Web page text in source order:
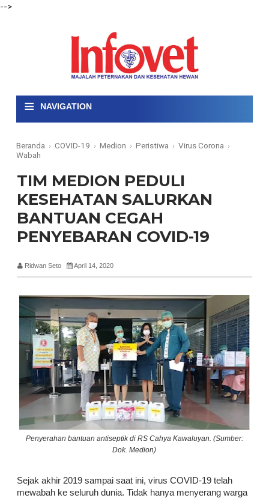
-->
≡ NAVIGATION
Beranda › COVID-19 › Medion › Peristiwa › Virus Corona ›
Wabah
TIM MEDION PEDULI
KESEHATAN SALURKAN
BANTUAN CEGAH
PENYEBARAN COVID-19
Ridwan Seto April 14, 2020
Penyerahan bantuan antiseptik di RS Cahya Kawaluyan. (Sumber:
Dok. Medion)
Sejak akhir 2019 sampai saat ini, virus COVID-19 telah
mewabah ke seluruh dunia. Tidak hanya menyerang warga